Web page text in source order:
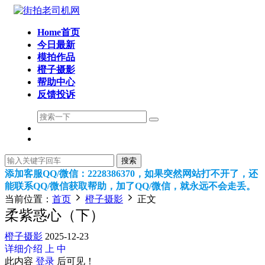
Home首页
今日最新
模拍作品
橙子摄影
帮助中心
反馈投诉
搜索
添加客服QQ/微信：2228386370，如果突然网站打不开了，还
能联系QQ/微信获取帮助，加了QQ/微信，就永远不会走丢。
当前位置： 首页 橙子摄影 正文
柔紫惑心（下）
橙子摄影 2025-12-23
详细介绍
上 中
此内容 登录 后可见！